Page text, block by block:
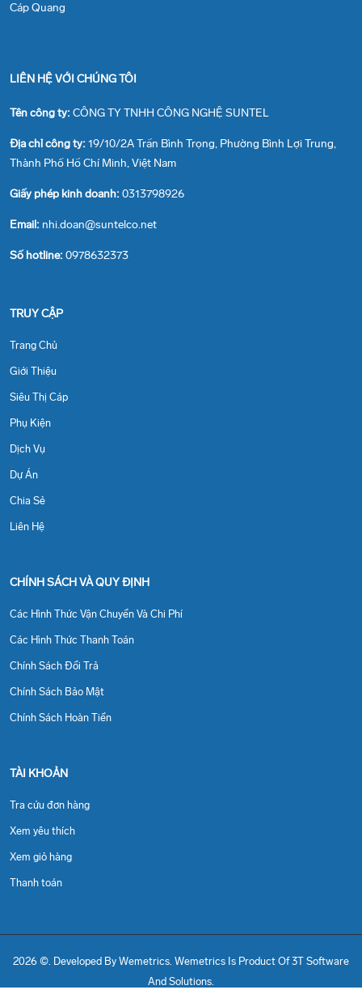
LIÊN HỆ VỚI CHÚNG TÔI
Tên công ty: CÔNG TY TNHH CÔNG NGHỆ SUNTEL
Địa chỉ công ty: 19/10/2A Trần Bình Trọng, Phường Bình Lợi Trung,
Thành Phố Hồ Chí Minh, Việt Nam
Giấy phép kinh doanh: 0313798926
Email: nhi.doan@suntelco.net
Số hotline: 0978632373
TRUY CẬP
Trang Chủ
Giới Thiệu
Siêu Thị Cáp
Phụ Kiện
Dịch Vụ
Dự Án
Chia Sẻ
Liên Hệ
CHÍNH SÁCH VÀ QUY ĐỊNH
Các Hình Thức Vận Chuyển Và Chi Phí
Các Hình Thức Thanh Toán
Chính Sách Đổi Trả
Chính Sách Bảo Mật
Chính Sách Hoàn Tiền
TÀI KHOẢN
Tra cứu đơn hàng
Xem yêu thích
Xem giỏ hàng
Thanh toán
2026 ©. Developed By Wemetrics. Wemetrics Is Product Of 3T Software
And Solutions.